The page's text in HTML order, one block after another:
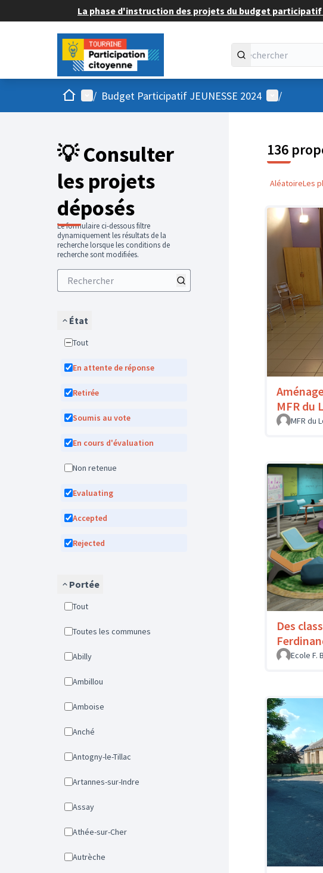
La phase d'instruction des projets du budget participatif
AccueilMenu principal
/ Budget Participatif JEUNESSE 2024 Menu
/
💡 Consulter
les projets
déposés
Le formulaire ci-dessous filtre
dynamiquement les résultats de la
recherche lorsque les conditions de
recherche sont modifiées.
État
Tout
En attente de réponse
Retirée
Soumis au vote
En cours d'évaluation
Non retenue
Evaluating
Accepted
Rejected
Portée
Tout
Toutes les communes
Abilly
Ambillou
Amboise
Anché
Antogny-le-Tillac
Artannes-sur-Indre
Assay
Athée-sur-Cher
Autrèche
136
AléatoireLes
MFR du
MFR du
Des
Ecole F.